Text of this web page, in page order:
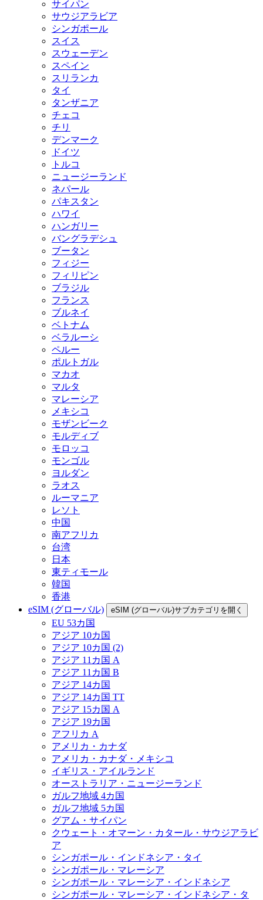
サイパン
サウジアラビア
シンガポール
スイス
スウェーデン
スペイン
スリランカ
タイ
タンザニア
チェコ
チリ
デンマーク
ドイツ
トルコ
ニュージーランド
ネパール
パキスタン
ハワイ
ハンガリー
バングラデシュ
ブータン
フィジー
フィリピン
ブラジル
フランス
ブルネイ
ベトナム
ベラルーシ
ペルー
ポルトガル
マカオ
マルタ
マレーシア
メキシコ
モザンビーク
モルディブ
モロッコ
モンゴル
ヨルダン
ラオス
ルーマニア
レソト
中国
南アフリカ
台湾
日本
東ティモール
韓国
香港
eSIM (グローバル)
eSIM (グローバル)サブカテゴリを開く
EU 53カ国
アジア 10カ国
アジア 10カ国 (2)
アジア 11カ国 A
アジア 11カ国 B
アジア 14カ国
アジア 14カ国 TT
アジア 15カ国 A
アジア 19カ国
アフリカ A
アメリカ・カナダ
アメリカ・カナダ・メキシコ
イギリス・アイルランド
オーストラリア・ニュージーランド
ガルフ地域 4カ国
ガルフ地域 5カ国
グアム・サイパン
クウェート・オマーン・カタール・サウジアラビ
ア
シンガポール・インドネシア・タイ
シンガポール・マレーシア
シンガポール・マレーシア・インドネシア
シンガポール・マレーシア・インドネシア・タ